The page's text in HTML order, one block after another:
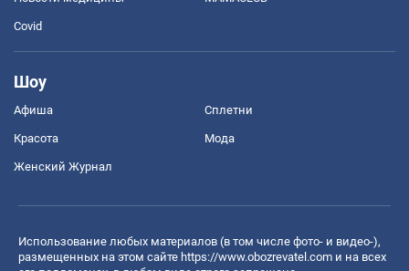
Covid
Шоу
Афиша Сплетни
Красота Мода
Женский Журнал
Использование любых материалов (в том числе фото- и видео-),
размещенных на этом сайте https://www.obozrevatel.com и на всех